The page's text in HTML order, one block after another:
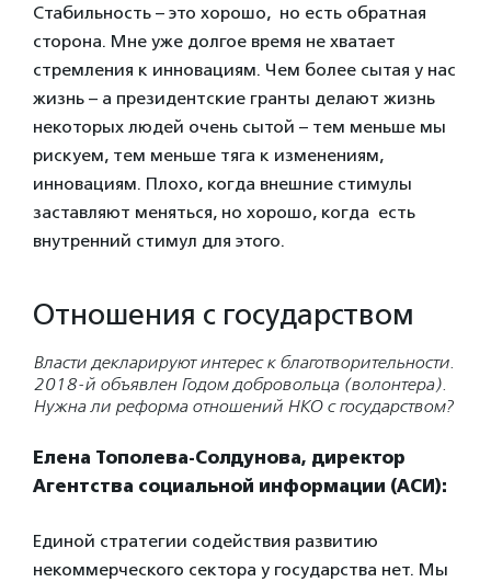
Стабильность – это хорошо, но есть обратная
сторона. Мне уже долгое время не хватает
стремления к инновациям. Чем более сытая у нас
жизнь – а президентские гранты делают жизнь
некоторых людей очень сытой – тем меньше мы
рискуем, тем меньше тяга к изменениям,
инновациям. Плохо, когда внешние стимулы
заставляют меняться, но хорошо, когда есть
внутренний стимул для этого.
Отношения с государством
Власти декларируют интерес к благотворительности.
2018-й объявлен Годом добровольца (волонтера).
Нужна ли реформа отношений НКО с государством?
Елена Тополева-Солдунова, директор
Агентства социальной информации (АСИ):
Единой стратегии содействия развитию
некоммерческого сектора у государства нет. Мы